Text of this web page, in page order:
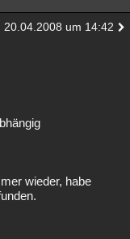
20.04.2008 um 14:42
wieder, habe